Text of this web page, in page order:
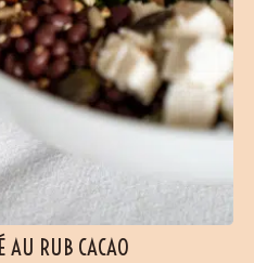
AU RUB CACAO